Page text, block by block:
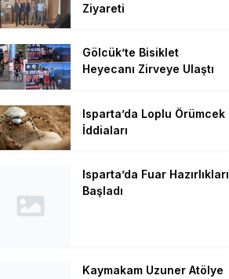
Ziyareti
Gölcük’te Bisiklet
Heyecanı Zirveye Ulaştı
Isparta’da Loplu Örümcek
İddiaları
Isparta’da Fuar Hazırlıkları
Başladı
Kaymakam Uzuner Atölye